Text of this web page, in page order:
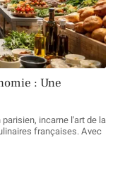
: Une
incarne l'art de la
françaises. Avec